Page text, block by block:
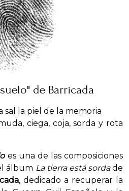
de Barricada
sal la piel de la memoria
ciega, coja, sorda y rota
es una de las composiciones
álbum La tierra está sordade
, dedicado a recuperar la